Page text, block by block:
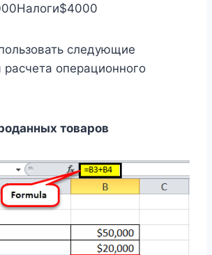
следующие
расчета операционного
товаров